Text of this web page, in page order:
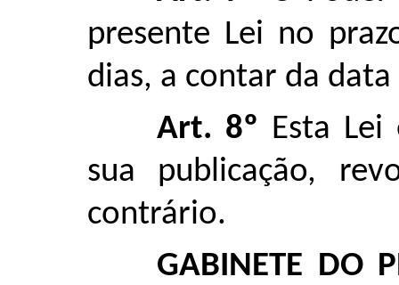
presente Lei no
dias, a contar da
Art. 8º Esta
sua publicação,
contrário.
GABINETE DO